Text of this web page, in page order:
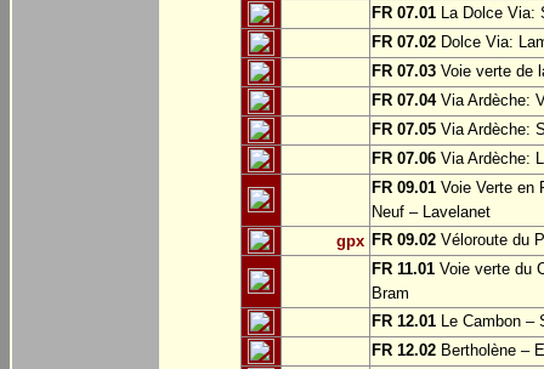
FR 07.01 La Dolce Via:
FR 07.02 Dolce Via:
FR 07.03 Voie verte de
FR 07.04Via Ardèche:
FR 07.05 Via Ardèche:
FR 07.06 Via Ardèche:
FR 09.01 Voie Verte en
Neuf – Lavelanet
gpx FR 09.02 Véloroute du
FR 11.01 Voie verte du
Bram
FR 12.01 Le Cambon –
FR 12.02 Bertholène –